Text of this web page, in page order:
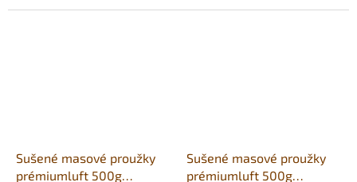
vzduchem v potravinářské
vzduchem v potravinářské
Sušené masové proužky
prémiumluft 500g
Sušené masové proužky
prémiumluft 500g